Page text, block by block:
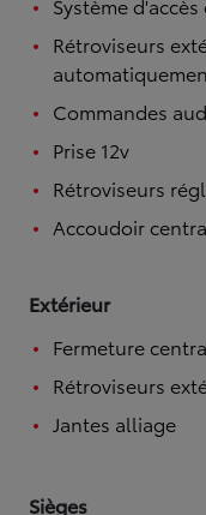
Rétroviseurs
Commandes
Prise 12v
Rétroviseurs
Accoudoir
Extérieur
Fermeture
Rétroviseurs
Jantes alliage
Sièges